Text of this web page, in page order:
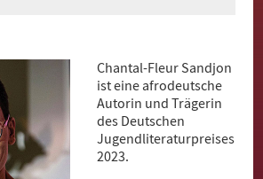
Chantal-Fleur Sandjon
ist eine afrodeutsche
Autorin und Trägerin
des Deutschen
Jugendliteraturpreises
2023.